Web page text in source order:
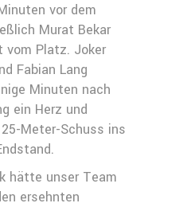
vor dem
Murat Bekar
vom Platz. Joker
Fabian Lang
Minuten nach
ein Herz und
Meter-Schuss ins
hätte unser Team
ersehnten